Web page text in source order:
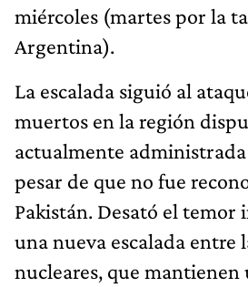
miércoles (martes por la
Argentina).
La escalada siguió al
muertos en la región
actualmente
pesar de que no fue
Pakistán. Desató el temor
una nueva escalada entre
nucleares, que